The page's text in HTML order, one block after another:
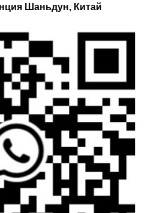
Шаньдун, Китай